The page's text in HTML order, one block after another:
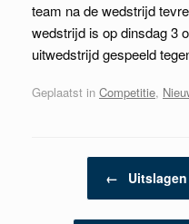
team na de wedstrijd
wedstrijd is op dinsdag 3
uitwedstrijd gespeeld
Geplaatst in Competitie,
Berichtnavigatie
←